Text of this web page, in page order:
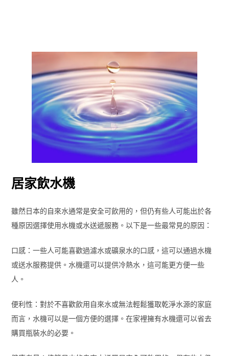
居家飲水機
雖然日本的自來水通常是安全可飲用的，但仍有些人可能出於各
種原因選擇使用水機或水送遞服務。以下是一些最常見的原因：
口感：一些人可能喜歡過濾水或礦泉水的口感，這可以通過水機
或送水服務提供。水機還可以提供冷熱水，這可能更方便一些
人。
便利性：對於不喜歡飲用自來水或無法輕鬆獲取乾淨水源的家庭
而言，水機可以是一個方便的選擇。在家裡擁有水機還可以省去
購買瓶裝水的必要。